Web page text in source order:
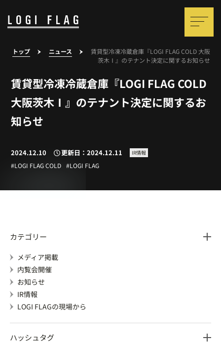
トップ ニュース
賃貸型冷凍冷蔵倉庫『LOGI FLAG COLD 大阪
茨木Ⅰ』のテナント決定に関するお知らせ
賃貸型冷凍冷蔵倉庫『LOGI FLAG COLD
大阪茨木Ⅰ』のテナント決定に関するお
知らせ
2024.12.10 更新日：2024.12.11 IR情報
LOGI FLAG COLD LOGI FLAG
カテゴリー
メディア掲載
内覧会開催
お知らせ
IR情報
LOGI FLAGの現場から
ハッシュタグ